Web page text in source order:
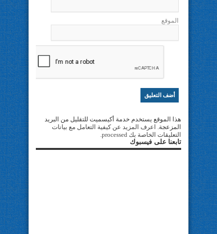
الموقع
هذا الموقع يستخدم خدمة أكيسميت للتقليل من البريد
المزعجة. اعرف المزيد عن كيفية التعامل مع بيانات
التعليقات الخاصة بك processed
.
تابعنا على فيسبوك